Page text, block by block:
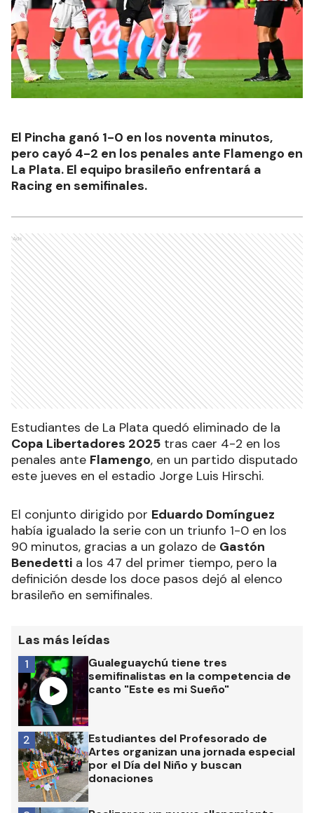
El Pincha ganó 1-0 en los noventa minutos,
pero cayó 4-2 en los penales ante Flamengo en
La Plata. El equipo brasileño enfrentará a
Racing en semifinales.
Ads
Estudiantes de La Plata quedó eliminado de la
Copa Libertadores 2025 tras caer 4-2 en los
penales ante Flamengo, en un partido disputado
este jueves en el estadio Jorge Luis Hirschi.
El conjunto dirigido por Eduardo Domínguez
había igualado la serie con un triunfo 1-0 en los
90 minutos, gracias a un golazo de Gastón
Benedetti a los 47 del primer tiempo, pero la
definición desde los doce pasos dejó al elenco
brasileño en semifinales.
Las más leídas
Gualeguaychú tiene tres
semifinalistas en la competencia de
canto "Este es mi Sueño"
1
Estudiantes del Profesorado de
Artes organizan una jornada especial
por el Día del Niño y buscan
donaciones
2